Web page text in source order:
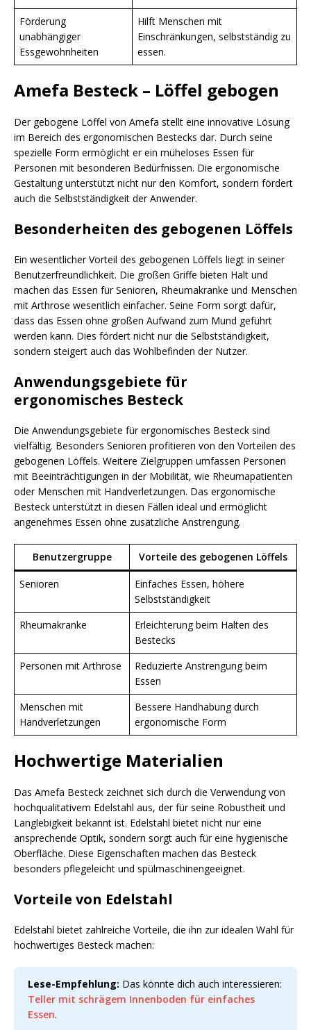
Förderung
unabhängiger
Essgewohnheiten
Hilft Menschen mit
Einschränkungen, selbstständig zu
essen.
Amefa Besteck – Löffel gebogen
Der gebogene Löffel von Amefa stellt eine innovative Lösung
im Bereich des ergonomischen Bestecks dar. Durch seine
spezielle Form ermöglicht er ein müheloses Essen für
Personen mit besonderen Bedürfnissen. Die ergonomische
Gestaltung unterstützt nicht nur den Komfort, sondern fördert
auch die Selbstständigkeit der Anwender.
Besonderheiten des gebogenen Löffels
Ein wesentlicher Vorteil des gebogenen Löffels liegt in seiner
Benutzerfreundlichkeit. Die großen Griffe bieten Halt und
machen das Essen für Senioren, Rheumakranke und Menschen
mit Arthrose wesentlich einfacher. Seine Form sorgt dafür,
dass das Essen ohne großen Aufwand zum Mund geführt
werden kann. Dies fördert nicht nur die Selbstständigkeit,
sondern steigert auch das Wohlbefinden der Nutzer.
Anwendungsgebiete für
ergonomisches Besteck
Die Anwendungsgebiete für ergonomisches Besteck sind
vielfältig. Besonders Senioren profitieren von den Vorteilen des
gebogenen Löffels. Weitere Zielgruppen umfassen Personen
mit Beeinträchtigungen in der Mobilität, wie Rheumapatienten
oder Menschen mit Handverletzungen. Das ergonomische
Besteck unterstützt in diesen Fällen ideal und ermöglicht
angenehmes Essen ohne zusätzliche Anstrengung.
Benutzergruppe Vorteile des gebogenen Löffels
Senioren
Einfaches Essen, höhere
Selbstständigkeit
Rheumakranke
Erleichterung beim Halten des
Bestecks
Personen mit Arthrose
Reduzierte Anstrengung beim
Essen
Menschen mit
Handverletzungen
Bessere Handhabung durch
ergonomische Form
Hochwertige Materialien
Das Amefa Besteck zeichnet sich durch die Verwendung von
hochqualitativem Edelstahl aus, der für seine Robustheit und
Langlebigkeit bekannt ist. Edelstahl bietet nicht nur eine
ansprechende Optik, sondern sorgt auch für eine hygienische
Oberfläche. Diese Eigenschaften machen das Besteck
besonders pflegeleicht und spülmaschinengeeignet.
Vorteile von Edelstahl
Edelstahl bietet zahlreiche Vorteile, die ihn zur idealen Wahl für
hochwertiges Besteck machen:
Lese-Empfehlung: Das könnte dich auch interessieren:
Teller mit schrägem Innenboden für einfaches
Essen.